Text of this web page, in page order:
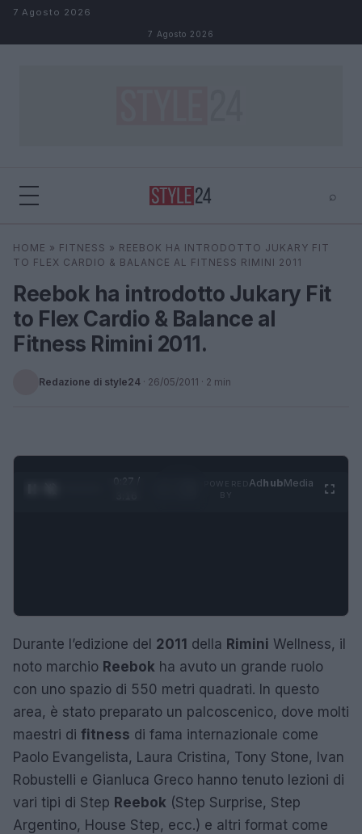
Salta al contenuto
7 Agosto 2026
7 Agosto 2026
⌕
Cerca ⌕
HOME » FITNESS » REEBOK HA INTRODOTTO JUKARY FIT
TO FLEX CARDIO & BALANCE AL FITNESS RIMINI 2011
Reebok ha introdotto Jukary Fit
to Flex Cardio & Balance al
Fitness Rimini 2011.
Redazione di style24 · 26/05/2011 · 2 min
0:28 /
AdhubMedia
Durante l’edizione del 2011 della Rimini Wellness, il
noto marchio Reebok ha avuto un grande ruolo
con uno spazio di 550 metri quadrati. In questo
area, è stato preparato un palcoscenico, dove molti
maestri di fitness di fama internazionale come
Paolo Evangelista, Laura Cristina, Tony Stone, Ivan
Robustelli e Gianluca Greco hanno tenuto lezioni di
vari tipi di Step Reebok (Step Surprise, Step
Argentino, House Step, ecc.) e altri format come